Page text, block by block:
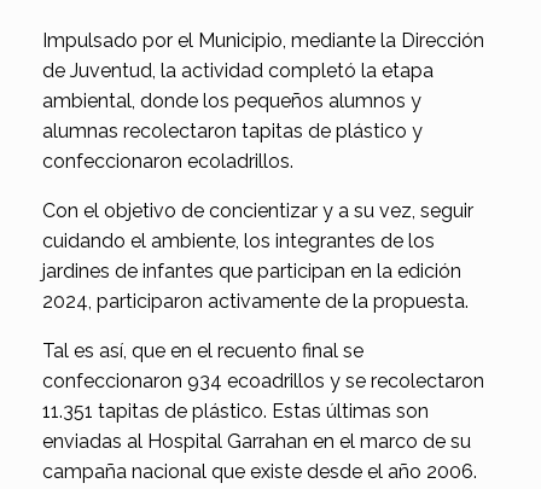
Impulsado por el Municipio, mediante la Dirección
de Juventud, la actividad completó la etapa
ambiental, donde los pequeños alumnos y
alumnas recolectaron tapitas de plástico y
confeccionaron ecoladrillos.
Con el objetivo de concientizar y a su vez, seguir
cuidando el ambiente, los integrantes de los
jardines de infantes que participan en la edición
2024, participaron activamente de la propuesta.
Tal es así, que en el recuento final se
confeccionaron 934 ecoadrillos y se recolectaron
11.351 tapitas de plástico. Estas últimas son
enviadas al Hospital Garrahan en el marco de su
campaña nacional que existe desde el año 2006.